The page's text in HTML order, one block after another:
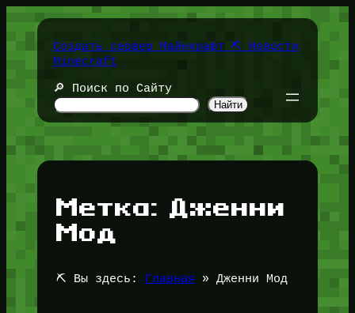
Перейти
содержимомуСоздать сервер Майнкрафт ⛏️ Новости
Minecraft
🔎 Поиск по Сайту
Найти
Метка: Дженни
Мод
⛏️ Вы здесь: Главная » Дженни Мод